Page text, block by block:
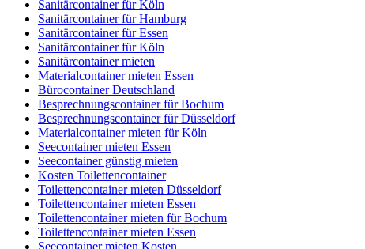
Sanitärcontainer für Köln
Sanitärcontainer für Hamburg
Sanitärcontainer für Essen
Sanitärcontainer für Köln
Sanitärcontainer mieten
Materialcontainer mieten Essen
Bürocontainer Deutschland
Besprechnungscontainer für Bochum
Besprechnungscontainer für Düsseldorf
Materialcontainer mieten für Köln
Seecontainer mieten Essen
Seecontainer günstig mieten
Kosten Toilettencontainer
Toilettencontainer mieten Düsseldorf
Toilettencontainer mieten Essen
Toilettencontainer mieten für Bochum
Toilettencontainer mieten Essen